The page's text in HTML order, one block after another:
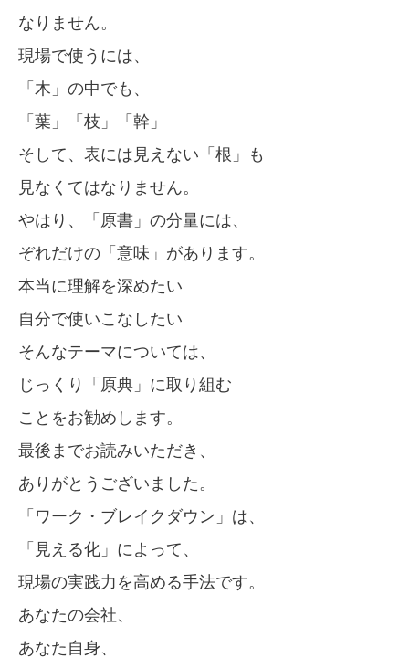
なりません。
現場で使うには、
「木」の中でも、
「葉」「枝」「幹」
そして、表には見えない「根」も
見なくてはなりません。
やはり、「原書」の分量には、
ぞれだけの「意味」があります。
本当に理解を深めたい
自分で使いこなしたい
そんなテーマについては、
じっくり「原典」に取り組む
ことをお勧めします。
最後までお読みいただき、
ありがとうございました。
「ワーク・ブレイクダウン」は、
「見える化」によって、
現場の実践力を高める手法です。
あなたの会社、
あなた自身、